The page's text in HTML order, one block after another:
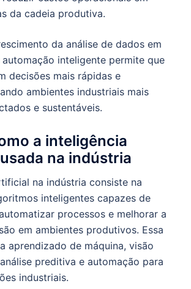
da cadeia produtiva.
da análise de dados em
inteligente permite que
decisões mais rápidas e
ambientes industriais mais
e sustentáveis.
a inteligência
na indústria
na indústria consiste na
inteligentes capazes de
processos e melhorar a
em ambientes produtivos. Essa
aprendizado de máquina, visão
preditiva e automação para
industriais.